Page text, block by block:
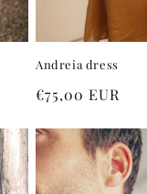
Andreia dress
Preço
€75,00 EUR